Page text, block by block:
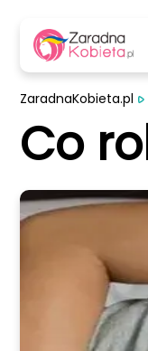
ZaradnaKobieta.pl
Co